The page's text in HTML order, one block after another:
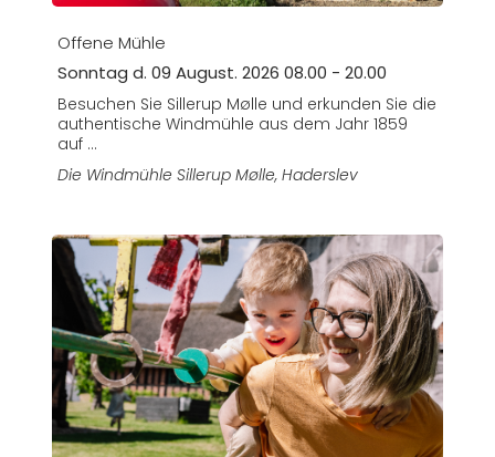
Offene Mühle
Sonntag d. 09 August. 2026 08.00 - 20.00
Besuchen Sie Sillerup Mølle und erkunden Sie die
authentische Windmühle aus dem Jahr 1859
auf ...
Die Windmühle Sillerup Mølle, Haderslev